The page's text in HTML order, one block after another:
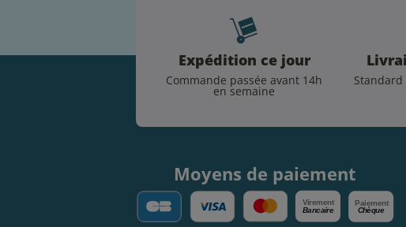
Expédition ce jour
Commande passée avant 14h
en semaine
Moyens de paiement
Virement
Bancaire
Paiement
Chèque